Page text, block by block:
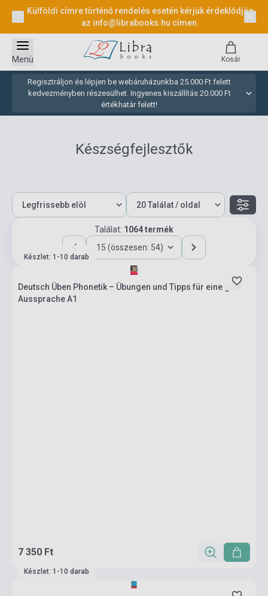
Külföldi címre történő rendelés esetén kérjük érdeklődjön
az info@librabooks.hu címen.
Regisztráljon és lépjen be webáruházunkba 25.000 Ft felett
kedvezményben részesülhet. Ingyenes kiszállítás 20.000 Ft
értékhatár felett!
Menü Kosár
Készségfejlesztők
Találat: 1064 termék
15 (összesen: 54)
Készlet: 1-10 darab
Deutsch Üben Phonetik – Übungen und Tipps für eine gute
Aussprache A1
7 350 Ft
Készlet: 1-10 darab